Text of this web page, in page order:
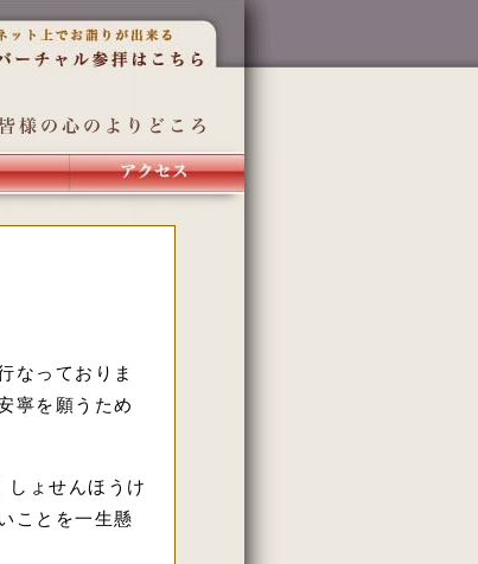
なっておりま
寧を願うため
しょせんほうけ
ことを一生懸